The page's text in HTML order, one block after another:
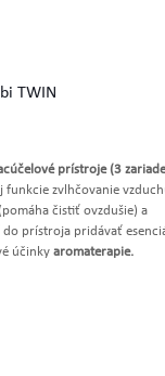
TWIN
prístroje (3
funkcie zvlhčovanie
(pomáha čistiť ovzdušie) a
do prístroja pridávať
účinky aromaterapie.